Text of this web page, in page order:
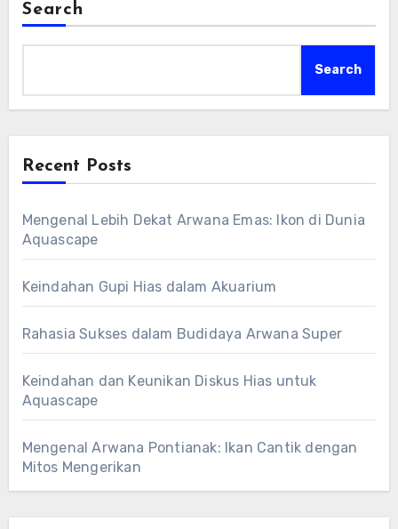
Search
Search
Recent Posts
Mengenal Lebih Dekat Arwana Emas: Ikon di Dunia
Aquascape
Keindahan Gupi Hias dalam Akuarium
Rahasia Sukses dalam Budidaya Arwana Super
Keindahan dan Keunikan Diskus Hias untuk
Aquascape
Mengenal Arwana Pontianak: Ikan Cantik dengan
Mitos Mengerikan